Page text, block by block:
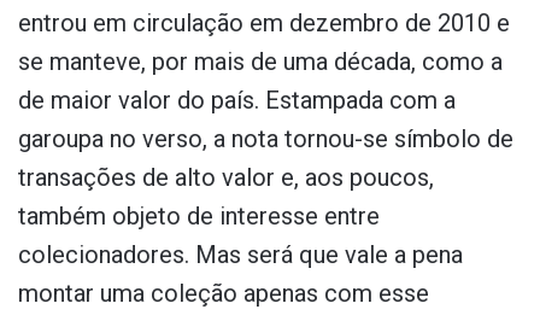
entrou em circulação em dezembro de 2010 e
se manteve, por mais de uma década, como a
de maior valor do país. Estampada com a
garoupa no verso, a nota tornou-se símbolo de
transações de alto valor e, aos poucos,
também objeto de interesse entre
colecionadores. Mas será que vale a pena
montar uma coleção apenas com esse